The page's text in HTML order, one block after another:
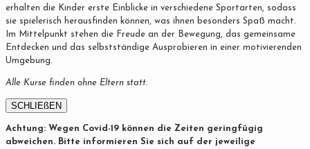
erhalten die Kinder erste Einblicke in verschiedene Sportarten, sodass
sie spielerisch herausfinden können, was ihnen besonders Spaß macht.
Im Mittelpunkt stehen die Freude an der Bewegung, das gemeinsame
Entdecken und das selbstständige Ausprobieren in einer motivierenden
Umgebung.
Alle Kurse finden ohne Eltern statt.
SCHLIEßEN
Achtung: Wegen Covid-19 können die Zeiten geringfügig
abweichen. Bitte informieren Sie sich auf der jeweilige